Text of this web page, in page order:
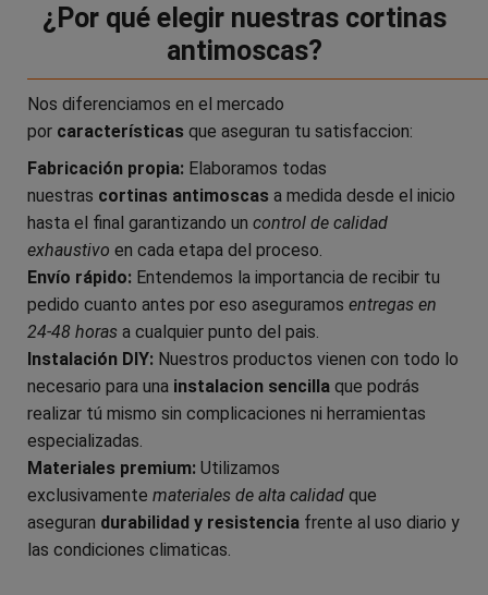
¿Por qué elegir nuestras cortinas
antimoscas?
Nos diferenciamos en el mercado
por características que aseguran tu satisfaccion:
Fabricación propia: Elaboramos todas
nuestras cortinas antimoscas a medida desde el inicio
hasta el final garantizando un control de calidad
exhaustivo en cada etapa del proceso.
Envío rápido: Entendemos la importancia de recibir tu
pedido cuanto antes por eso aseguramos entregas en
24-48 horas a cualquier punto del pais.
Instalación DIY: Nuestros productos vienen con todo lo
necesario para una instalacion sencilla que podrás
realizar tú mismo sin complicaciones ni herramientas
especializadas.
Materiales premium: Utilizamos
exclusivamente materiales de alta calidad que
aseguran durabilidad y resistencia frente al uso diario y
las condiciones climaticas.